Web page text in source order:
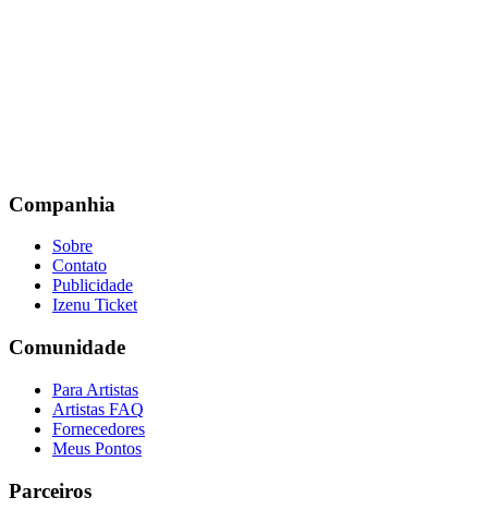
Companhia
Sobre
Contato
Publicidade
Izenu Ticket
Comunidade
Para Artistas
Artistas FAQ
Fornecedores
Meus Pontos
Parceiros